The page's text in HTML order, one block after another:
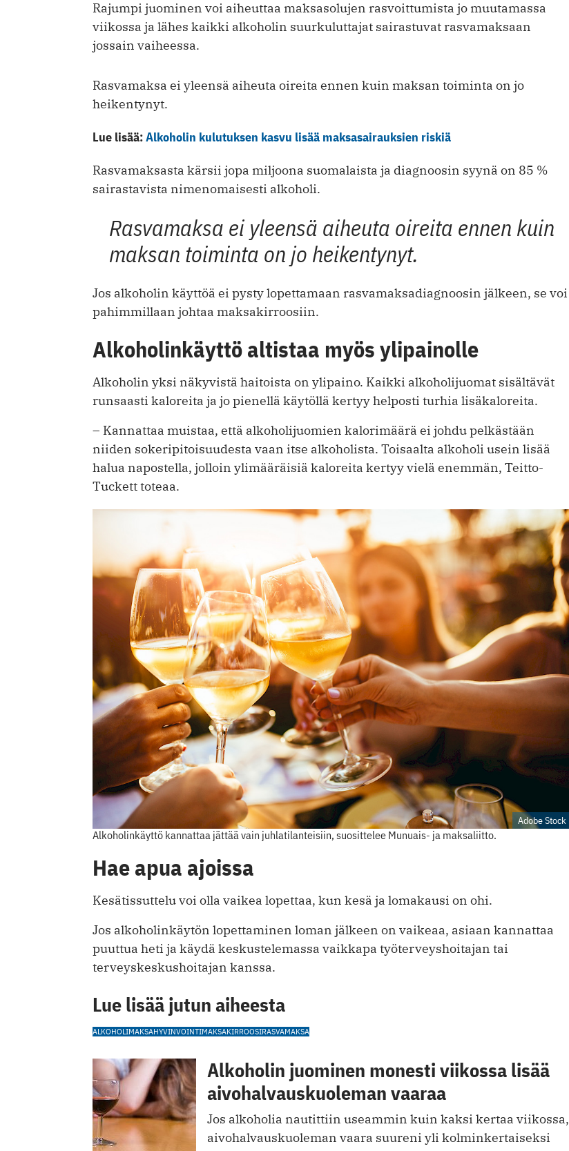
Rajumpi juominen voi aiheuttaa maksasolujen rasvoittumista jo muutamassa
viikossa ja lähes kaikki alkoholin suurkuluttajat sairastuvat rasvamaksaan
jossain vaiheessa.
Rasvamaksa ei yleensä aiheuta oireita ennen kuin maksan toiminta on jo
heikentynyt.
Lue lisää:Alkoholin kulutuksen kasvu lisää maksasairauksien riskiä
Rasvamaksasta kärsii jopa miljoona suomalaista ja diagnoosin syynä on 85 %
sairastavista nimenomaisesti alkoholi.
Rasvamaksa ei yleensä aiheuta oireita ennen kuin
maksan toiminta on jo heikentynyt.
Jos alkoholin käyttöä ei pysty lopettamaan rasvamaksadiagnoosin jälkeen, se voi
pahimmillaan johtaa maksakirroosiin.
Alkoholinkäyttö altistaa myös ylipainolle
Alkoholin yksi näkyvistä haitoista on ylipaino. Kaikki alkoholijuomat sisältävät
runsaasti kaloreita ja jo pienellä käytöllä kertyy helposti turhia lisäkaloreita.
– Kannattaa muistaa, että alkoholijuomien kalorimäärä ei johdu pelkästään
niiden sokeripitoisuudesta vaan itse alkoholista. Toisaalta alkoholi usein lisää
halua napostella, jolloin ylimääräisiä kaloreita kertyy vielä enemmän, Teitto-
Tuckett toteaa.
Adobe Stock
Alkoholinkäyttö kannattaa jättää vain juhlatilanteisiin, suosittelee Munuais- ja maksaliitto.
Hae apua ajoissa
Kesätissuttelu voi olla vaikea lopettaa, kun kesä ja lomakausi on ohi.
Jos alkoholinkäytön lopettaminen loman jälkeen on vaikeaa, asiaan kannattaa
puuttua heti ja käydä keskustelemassa vaikkapa työterveyshoitajan tai
terveyskeskushoitajan kanssa.
Lue lisää jutun aiheesta
ALKOHOLIMAKSAHYVINVOINTIMAKSAKIRROOSIRASVAMAKSA
Alkoholin juominen monesti viikossa lisää
aivohalvauskuoleman vaaraa
Jos alkoholia nautittiin useammin kuin kaksi kertaa viikossa,
aivohalvauskuoleman vaara suureni yli kolminkertaiseksi